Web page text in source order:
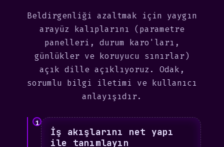
Beldirgenliği azaltmak için yaygın
arayüz kalıplarını (parametre
panelleri, durum karo'ları,
günlükler ve koruyucu sınırlar)
açık dille açıklıyoruz. Odak,
sorumlu bilgi iletimi ve kullanıcı
anlayışıdır.
1
İş akışlarını net yapı
ile tanımlayın